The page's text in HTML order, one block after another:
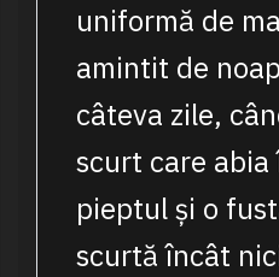
uniformă de
amintit de
câteva zile,
scurt care abia
pieptul și o
scurtă încât